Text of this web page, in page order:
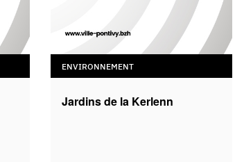
ENVIRONNEMENT
Jardins de la Kerlenn